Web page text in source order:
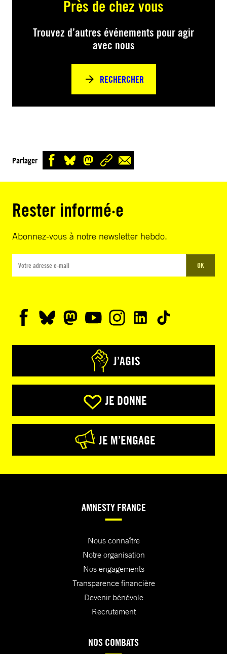
Près de chez vous
Trouvez d’autres événements pour agir
avec nous
RECHERCHER
Partager
Rester informé·e
Abonnez-vous à notre newsletter hebdo.
OK
J’AGIS
JE DONNE
JE M’ENGAGE
AMNESTY FRANCE
Nous connaître
Notre organisation
Nos engagements
Transparence financière
Devenir bénévole
Recrutement
NOS COMBATS